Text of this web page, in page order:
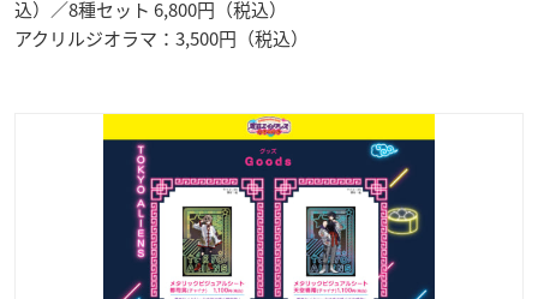
込）／8種セット 6,800円（税込）
アクリルジオラマ：3,500円（税込）